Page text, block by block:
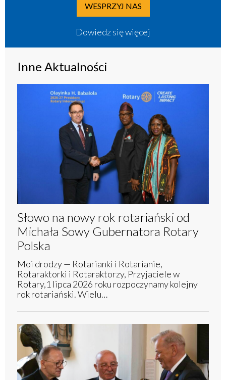
WESPRZYJ NAS
Dowiedz się więcej
Inne Aktualności
Słowo na nowy rok rotariański od
Michała Sowy Gubernatora Rotary
Polska
Moi drodzy — Rotarianki i Rotarianie,
Rotaraktorki i Rotaraktorzy, Przyjaciele w
Rotary,1 lipca 2026 roku rozpoczynamy kolejny
rok rotariański. Wielu…